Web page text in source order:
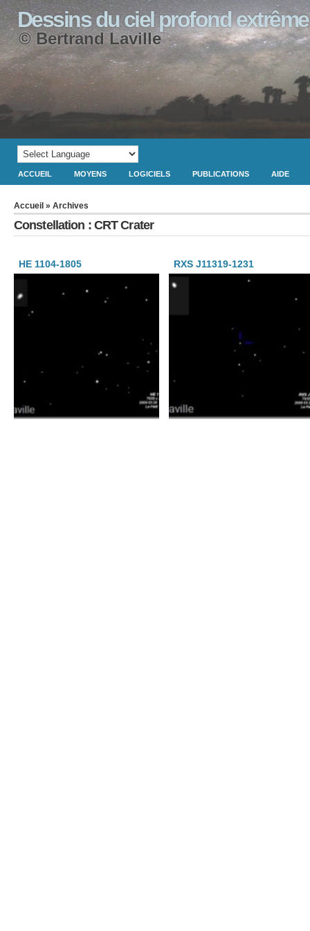
Dessins du ciel profond extrême
© Bertrand Laville
ACCUEIL MOYENS LOGICIELS PUBLICATIONS AIDE
Accueil » Archives
Constellation : CRT Crater
HE 1104-1805 RXS J11319-1231